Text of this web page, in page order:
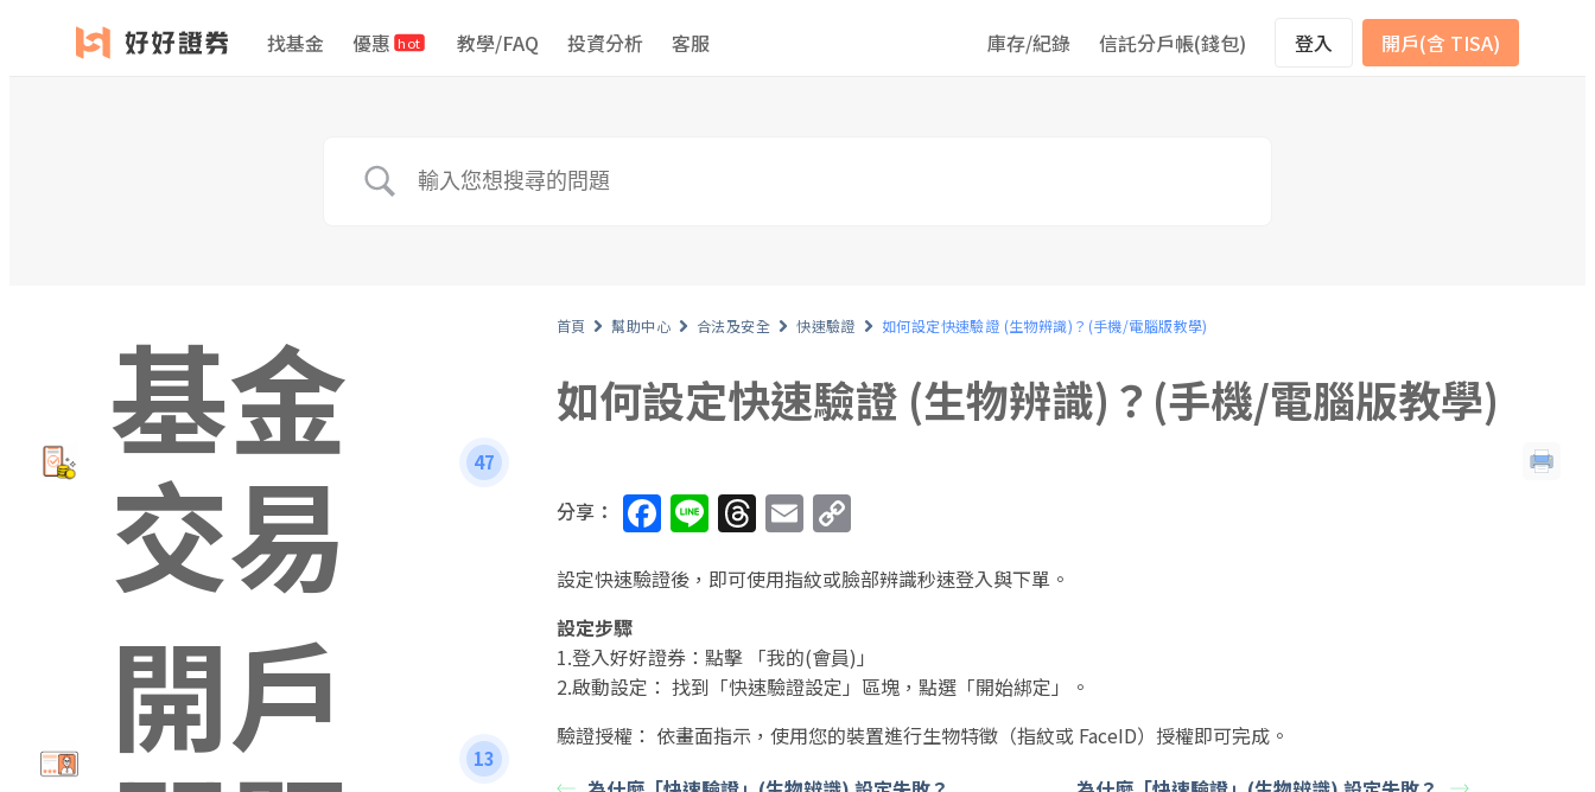
找基金 優惠 hot 教學/FAQ 投資分析 客服 庫存/紀錄 信託分戶帳(錢包) 登入 開戶(含 TISA)
基金
交易 47
開戶 13
首頁 幫助中心 合法及安全 快速驗證 如何設定快速驗證 (生物辨識)？(手機/電腦版教學)
如何設定快速驗證 (生物辨識)？(手機/電腦版教學)
分享： F
a
c
b
o
o
k
Li
n
e
T
h
re
d
s
E
m
ai
C
p
Li
n
k
設定快速驗證後，即可使用指紋或臉部辨識秒速登入與下單。
設定步驟
1.登入好好證券：點擊 「我的(會員)」
2.啟動設定： 找到「快速驗證設定」區塊，點選「開始綁定」。
驗證授權： 依畫面指示，使用您的裝置進行生物特徵（指紋或 FaceID）授權即可完成。